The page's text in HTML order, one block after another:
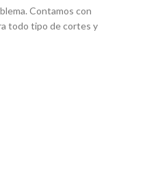
Contamos con
todo tipo de cortes y